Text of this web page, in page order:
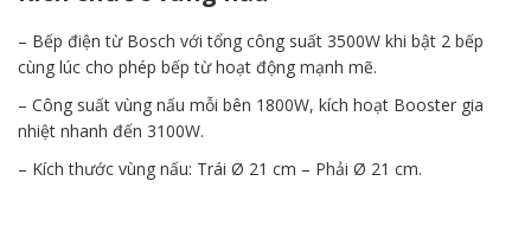
– Bếp điện từ Bosch với tổng công suất 3500W khi bật 2 bếp
cùng lúc cho phép bếp từ hoạt động mạnh mẽ.
– Công suất vùng nấu mỗi bên 1800W, kích hoạt Booster gia
nhiệt nhanh đến 3100W.
– Kích thước vùng nấu: Trái Ø 21 cm – Phải Ø 21 cm.